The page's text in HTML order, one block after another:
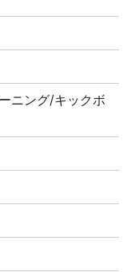
ニング/キックボ